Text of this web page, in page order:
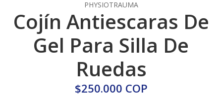
PHYSIOTRAUMA
Cojín Antiescaras De
Gel Para Silla De
Ruedas
$250.000 COP